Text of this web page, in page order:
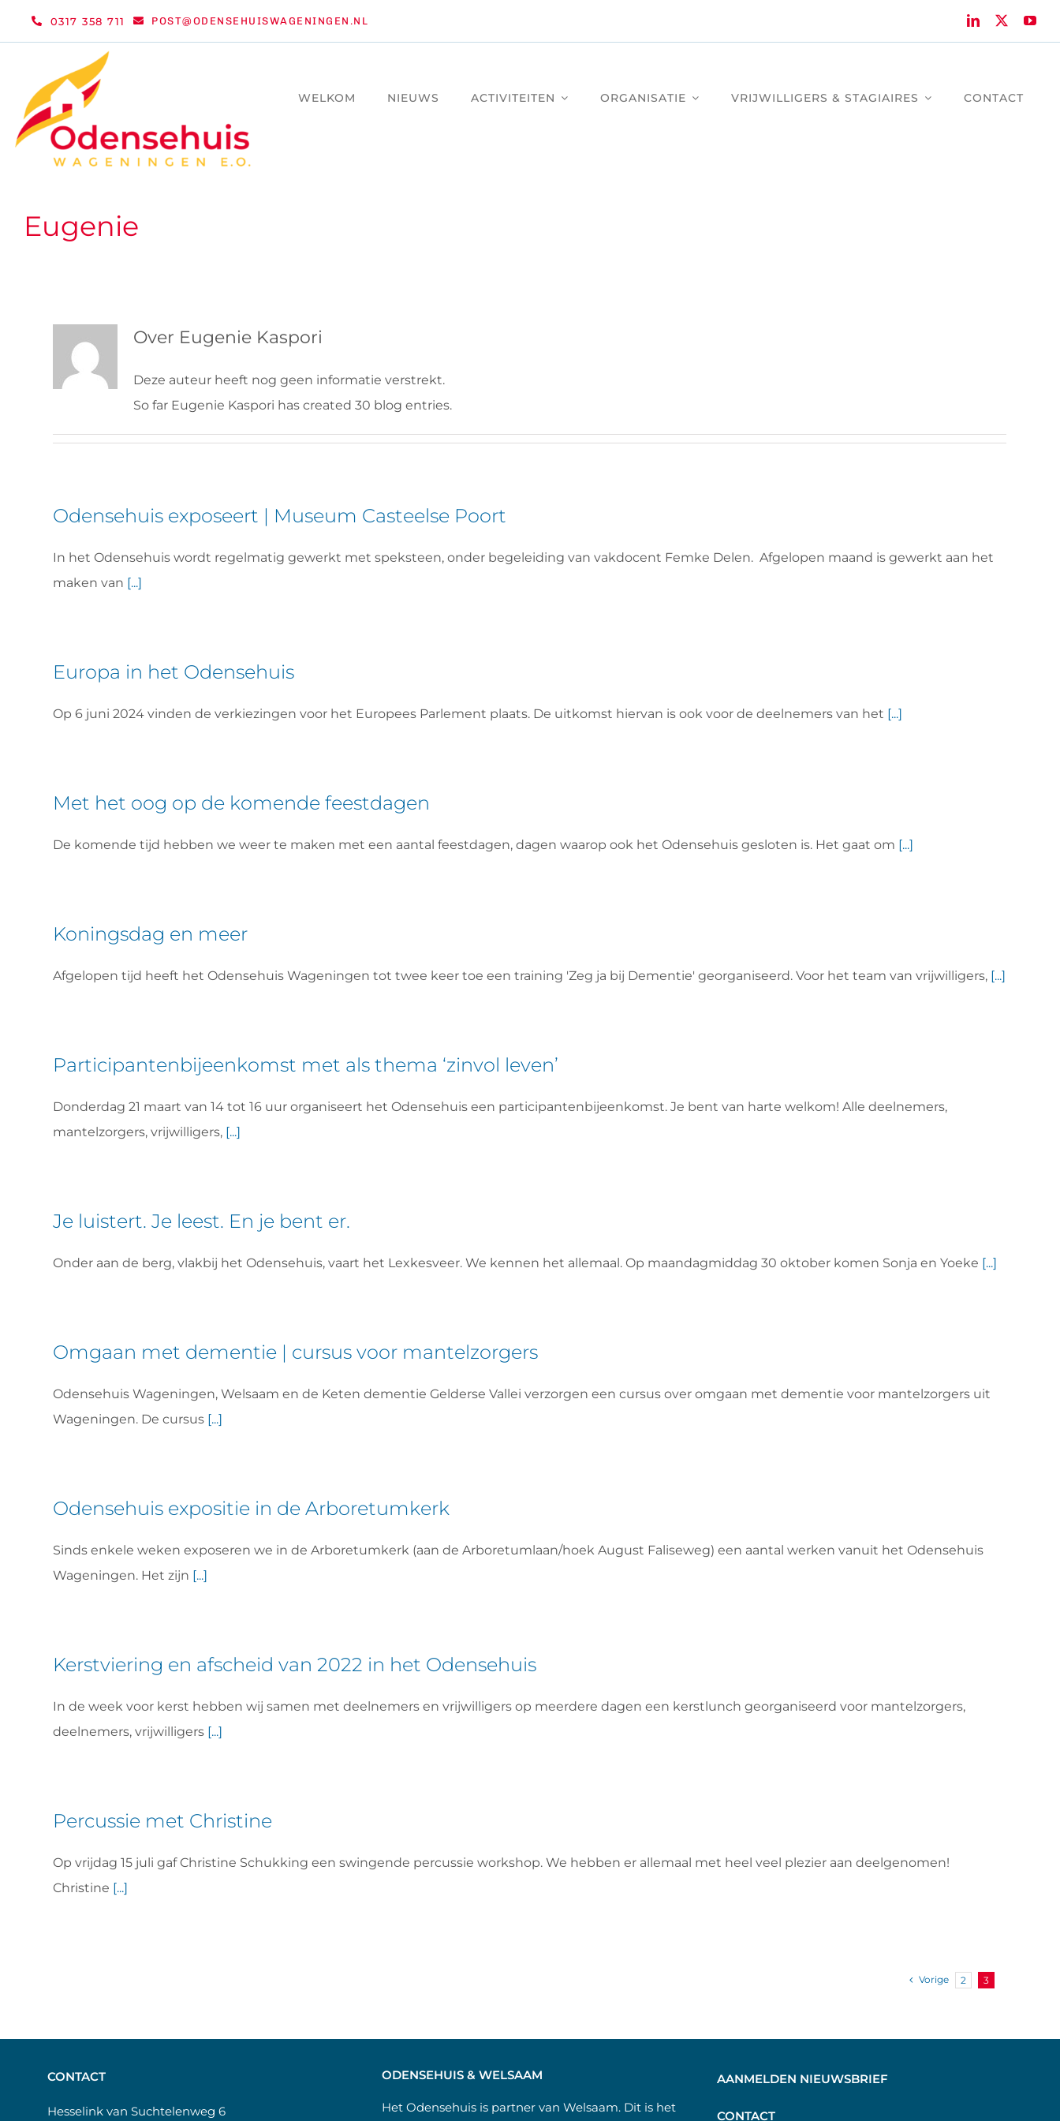
0317 358 711 POST@ODENSEHUISWAGENINGEN.NL
WELKOM NIEUWS ACTIVITEITEN ORGANISATIE VRIJWILLIGERS & STAGIAIRES CONTACT
Eugenie
Over Eugenie Kaspori
Deze auteur heeft nog geen informatie verstrekt.
So far Eugenie Kaspori has created 30 blog entries.
Odensehuis exposeert | Museum Casteelse Poort
In het Odensehuis wordt regelmatig gewerkt met speksteen, onder begeleiding van vakdocent Femke Delen. Afgelopen maand is gewerkt aan het
maken van [...]
Europa in het Odensehuis
Op 6 juni 2024 vinden de verkiezingen voor het Europees Parlement plaats. De uitkomst hiervan is ook voor de deelnemers van het [...]
Met het oog op de komende feestdagen
De komende tijd hebben we weer te maken met een aantal feestdagen, dagen waarop ook het Odensehuis gesloten is. Het gaat om [...]
Koningsdag en meer
Afgelopen tijd heeft het Odensehuis Wageningen tot twee keer toe een training 'Zeg ja bij Dementie' georganiseerd. Voor het team van vrijwilligers, [...]
Participantenbijeenkomst met als thema ‘zinvol leven’
Donderdag 21 maart van 14 tot 16 uur organiseert het Odensehuis een participantenbijeenkomst. Je bent van harte welkom! Alle deelnemers,
mantelzorgers, vrijwilligers, [...]
Je luistert. Je leest. En je bent er.
Onder aan de berg, vlakbij het Odensehuis, vaart het Lexkesveer. We kennen het allemaal. Op maandagmiddag 30 oktober komen Sonja en Yoeke [...]
Omgaan met dementie | cursus voor mantelzorgers
Odensehuis Wageningen, Welsaam en de Keten dementie Gelderse Vallei verzorgen een cursus over omgaan met dementie voor mantelzorgers uit
Wageningen. De cursus [...]
Odensehuis expositie in de Arboretumkerk
Sinds enkele weken exposeren we in de Arboretumkerk (aan de Arboretumlaan/hoek August Faliseweg) een aantal werken vanuit het Odensehuis
Wageningen. Het zijn [...]
Kerstviering en afscheid van 2022 in het Odensehuis
In de week voor kerst hebben wij samen met deelnemers en vrijwilligers op meerdere dagen een kerstlunch georganiseerd voor mantelzorgers,
deelnemers, vrijwilligers [...]
Percussie met Christine
Op vrijdag 15 juli gaf Christine Schukking een swingende percussie workshop. We hebben er allemaal met heel veel plezier aan deelgenomen!
Christine [...]
Vorige 2 3
CONTACT
Hesselink van Suchtelenweg 6
ODENSEHUIS & WELSAAM
Het Odensehuis is partner van Welsaam. Dit is het
AANMELDEN NIEUWSBRIEF
CONTACT